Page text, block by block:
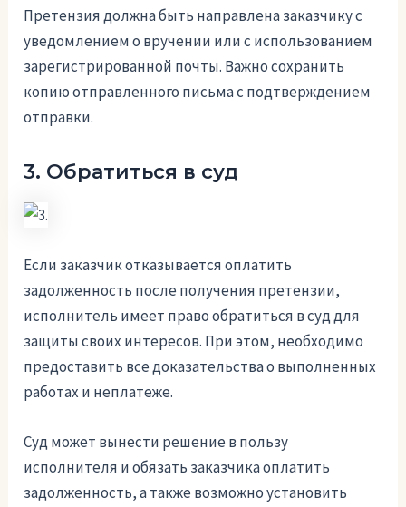
Претензия должна быть направлена заказчику с
уведомлением о вручении или с использованием
зарегистрированной почты. Важно сохранить
копию отправленного письма с подтверждением
отправки.
3. Обратиться в суд
Если заказчик отказывается оплатить
задолженность после получения претензии,
исполнитель имеет право обратиться в суд для
защиты своих интересов. При этом, необходимо
предоставить все доказательства о выполненных
работах и неплатеже.
Суд может вынести решение в пользу
исполнителя и обязать заказчика оплатить
задолженность, а также возможно установить